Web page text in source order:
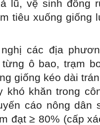
lũ, vệ sinh đồng
tiêu xuống giống
các địa
ô bao, trạm
giống kéo dài
khó khăn trong
cáo nông dân
đạt ≥ 80% (cấp